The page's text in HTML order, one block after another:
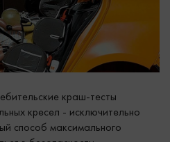
краш-тесты
кресел - исключительно
способ максимального